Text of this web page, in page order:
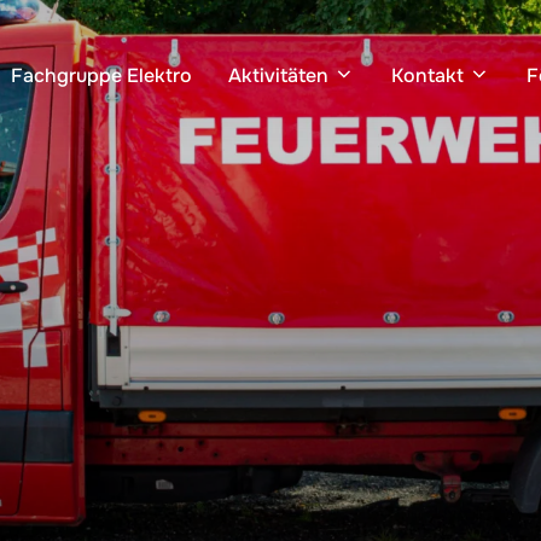
Fachgruppe Elektro Aktivitäten Kontakt